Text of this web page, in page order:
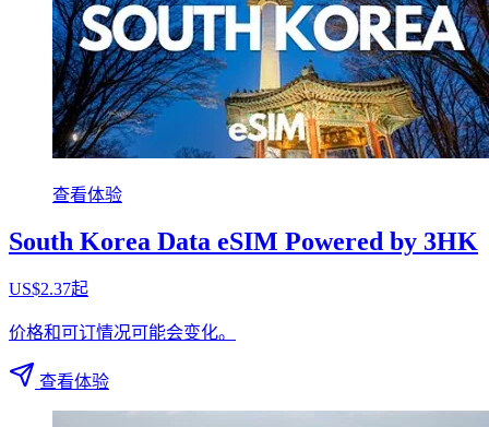
查看体验
South Korea Data eSIM Powered by 3HK
US$2.37起
价格和可订情况可能会变化。
查看体验